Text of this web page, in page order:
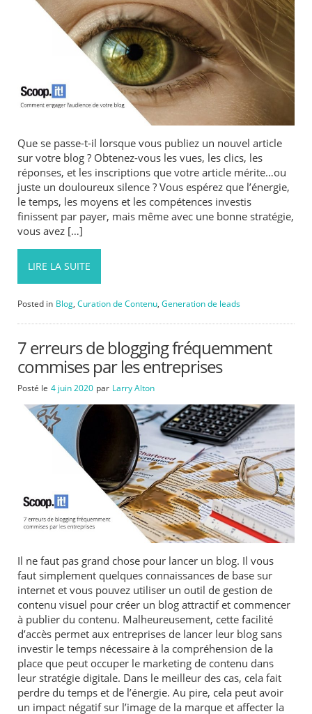
Que se passe-t-il lorsque vous publiez un nouvel article
sur votre blog ? Obtenez-vous les vues, les clics, les
réponses, et les inscriptions que votre article mérite…ou
juste un douloureux silence ? Vous espérez que l’énergie,
le temps, les moyens et les compétences investis
finissent par payer, mais même avec une bonne stratégie,
vous avez […]
LIRE LA SUITE
Posted in Blog,Curation de Contenu,Generation de leads
7 erreurs de blogging fréquemment
commises par les entreprises
Posté le 4 juin 2020 par Larry Alton
Il ne faut pas grand chose pour lancer un blog. Il vous
faut simplement quelques connaissances de base sur
internet et vous pouvez utiliser un outil de gestion de
contenu visuel pour créer un blog attractif et commencer
à publier du contenu. Malheureusement, cette facilité
d’accès permet aux entreprises de lancer leur blog sans
investir le temps nécessaire à la compréhension de la
place que peut occuper le marketing de contenu dans
leur stratégie digitale. Dans le meilleur des cas, cela fait
perdre du temps et de l’énergie. Au pire, cela peut avoir
un impact négatif sur l’image de la marque et affecter la